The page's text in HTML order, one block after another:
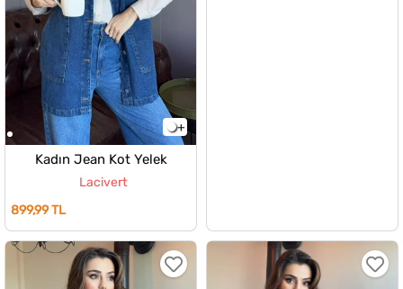
Kadın Jean Kot Yelek
Lacivert
899,99 TL